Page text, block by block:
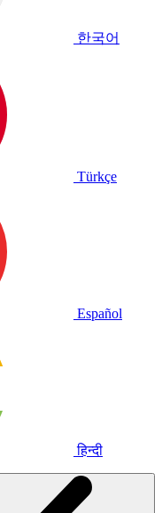
한국어
Türkçe
Español
हिन्दी